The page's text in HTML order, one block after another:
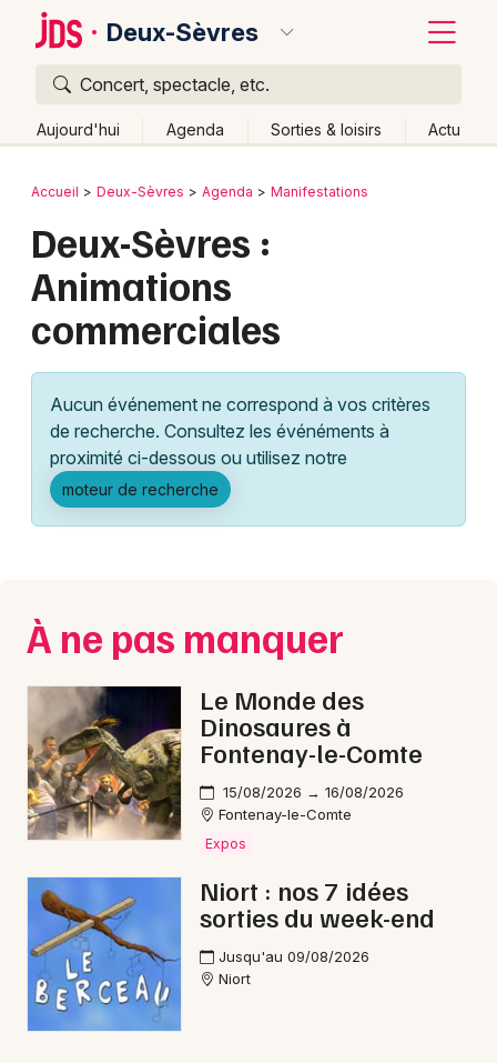
Deux-Sèvres
Concert, spectacle, etc.
Aujourd'hui Agenda Sorties & loisirs Actu
Publier un événement
Grands événements
Manifestations
Foires & salons
Sports
Soirées
Sorties famille
Expos
Animations commerciales en Poitou-Charente
Animations commerciales en Nouvelle-
Aquitaine
Bordeaux
Colmar
Lille
Lyon
Marseille
Mulhouse
Montpellier
Paris
Strasbourg
Toulouse
Toutes les villes
Retour
Accueil Deux-Sèvres Agenda Manifestations
Deux-Sèvres :
Animations
commerciales
Aucun événement ne correspond à vos critères
de recherche. Consultez les événéments à
proximité ci-dessous ou utilisez notre
moteur de recherche
À ne pas manquer
Le Monde des
Dinosaures à
Fontenay-le-Comte
15/08/2026 → 16/08/2026
Fontenay-le-Comte
Expos
Niort : nos 7 idées
sorties du week-end
Jusqu'au 09/08/2026
Niort
Quoi ?
Où ?
Près de moi
Changer de lieu
Quand ?
Aujourd'hui
Demain Ce week-end